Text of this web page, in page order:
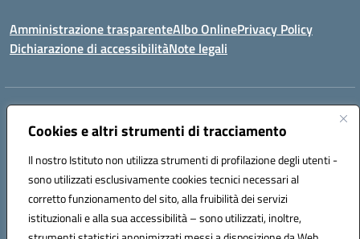
Cookies e altri strumenti di tracciamento
Il nostro Istituto non utilizza strumenti di profilazione degli utenti -
sono utilizzati esclusivamente cookies tecnici necessari al
corretto funzionamento del sito, alla fruibilità dei servizi
istituzionali e alla sua accessibilità – sono utilizzati, inoltre,
Amministrazione trasparenteAlbo OnlinePrivacy Policy
Dichiarazione di accessibilitàNote legali
Indirizzo:
Centralino:(+39) 0737787634 Email:mcic80700n@istruzione.it
Codice fiscale: 92010940432
Codice meccanografico:
MCIC80700N
Codice unico di fatturazione (CUF): UF5MY2